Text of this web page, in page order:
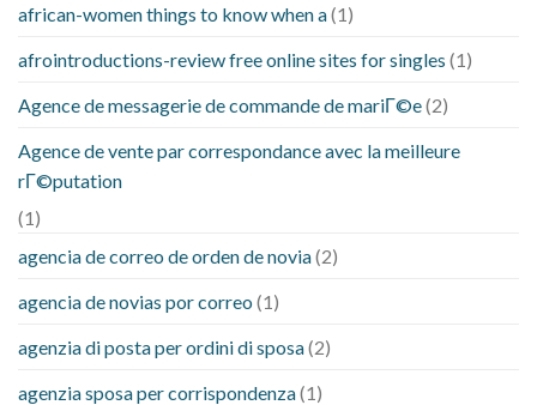
african-women things to know when a(1)
afrointroductions-review free online sites for singles (1)
Agence de messagerie de commande de mariГ©e(2)
Agence de vente par correspondance avec la meilleure
rГ©putation
(1)
agencia de correo de orden de novia(2)
agencia de novias por correo (1)
agenzia di posta per ordini di sposa(2)
agenzia sposa per corrispondenza(1)